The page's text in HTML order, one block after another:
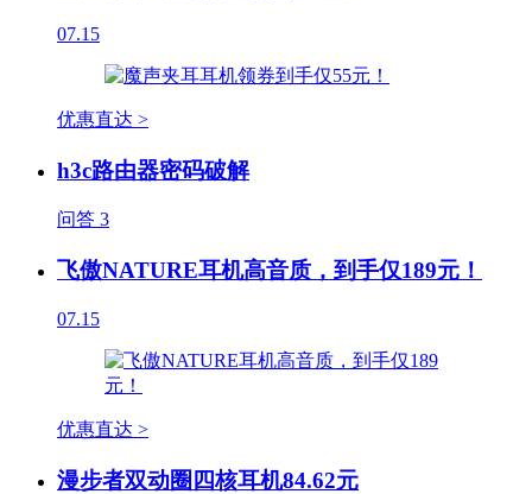
07.15
优惠直达 >
h3c路由器密码破解
问答 3
飞傲NATURE耳机高音质，到手仅189元！
07.15
优惠直达 >
漫步者双动圈四核耳机84.62元